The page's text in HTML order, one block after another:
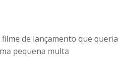
de lançamento que queria
pequena multa